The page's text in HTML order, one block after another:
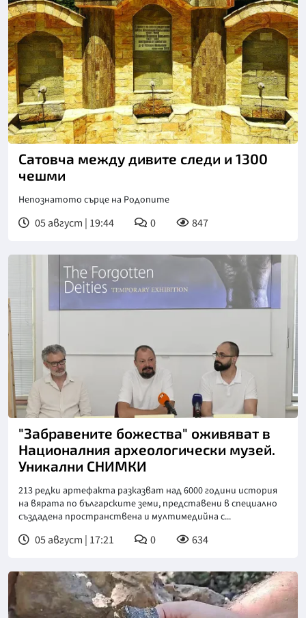
Сатовча между дивите следи и 1300
чешми
Непознатото сърце на Родопите
05 август | 19:44 0 847
"Забравените божества" оживяват в
Националния археологически музей.
Уникални СНИМКИ
213 редки артефакта разказват над 6000 години история
на вярата по българските земи, представени в специално
създадена пространствена и мултимедийна с...
05 август | 17:21 0 634